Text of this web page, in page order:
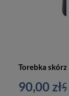
90,00 zł